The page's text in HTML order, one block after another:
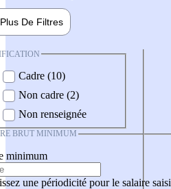
Plus De Filtres
Cadre (10)
Non cadre (2)
Non renseignée
BRUT MINIMUM
minimum
une périodicité pour le salaire saisi